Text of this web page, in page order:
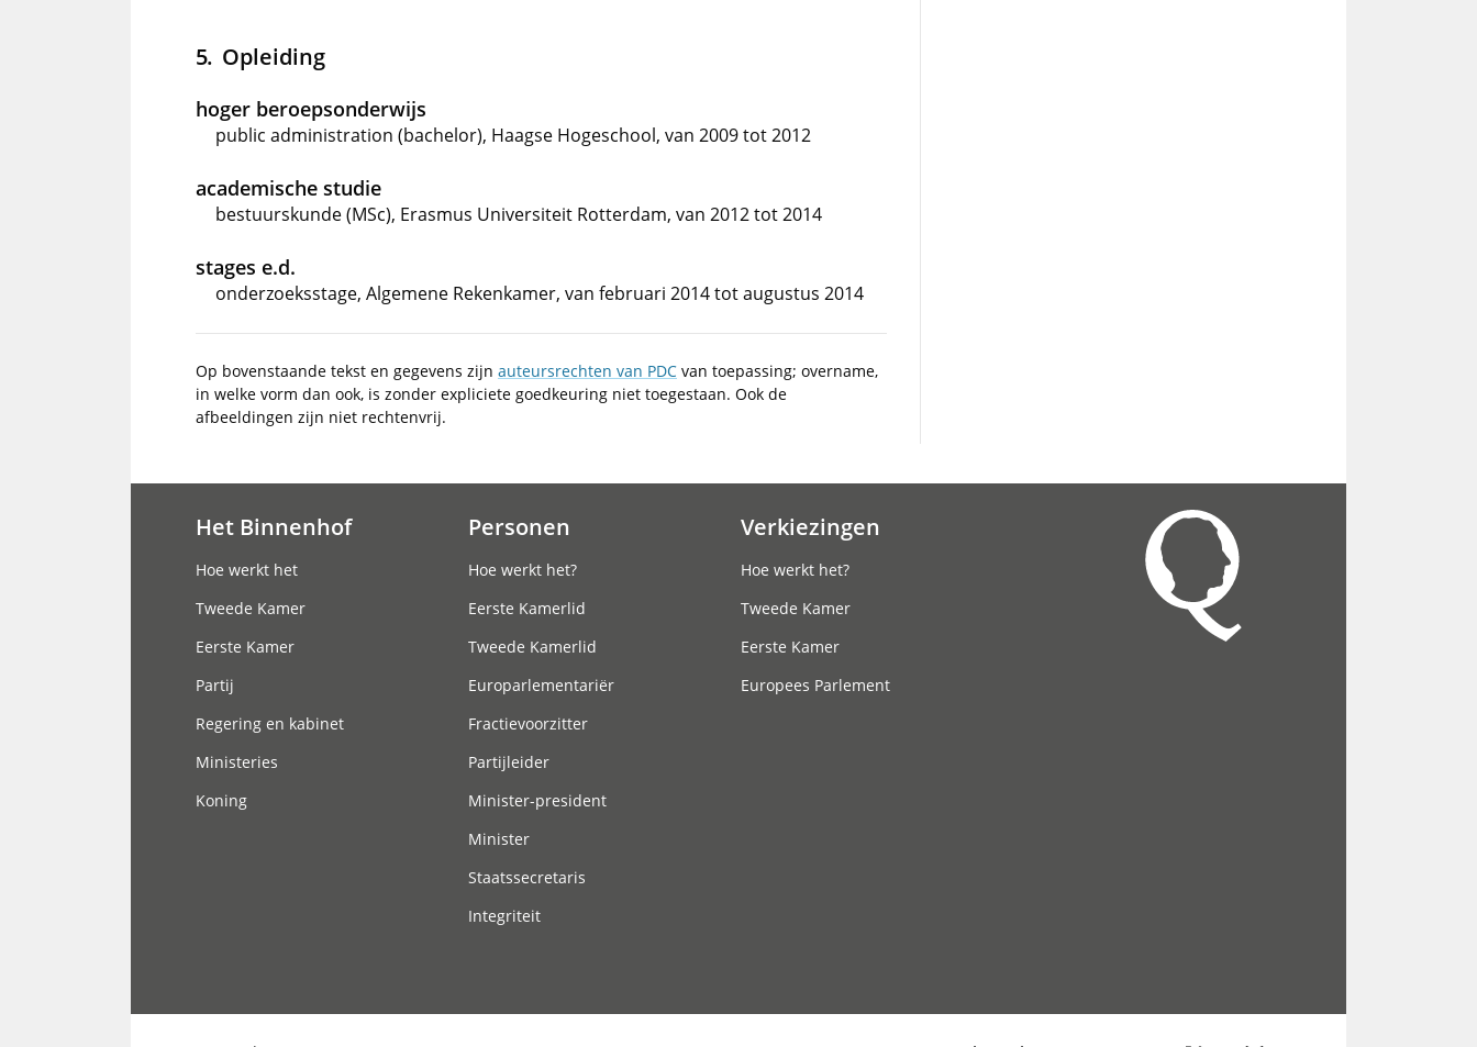
Opleiding
hoger beroepsonderwijs
public administration (bachelor), Haagse Hogeschool, van 2009 tot 2012
academische studie
bestuurskunde (MSc), Erasmus Universiteit Rotterdam, van 2012 tot 2014
stages e.d.
onderzoeksstage, Algemene Rekenkamer, van februari 2014 tot augustus 2014
Op bovenstaande tekst en gegevens zijn auteursrechten van PDC van toepassing; overname,
in welke vorm dan ook, is zonder expliciete goedkeuring niet toegestaan. Ook de
afbeeldingen zijn niet rechtenvrij.
Het Binnenhof
Hoe werkt het
Tweede Kamer
Eerste Kamer
Partij
Regering en kabinet
Ministeries
Koning
Personen
Hoe werkt het?
Eerste Kamerlid
Tweede Kamerlid
Europarlementariër
Fractievoorzitter
Partijleider
Minister-president
Minister
Staatssecretaris
Integriteit
Verkiezingen
Hoe werkt het?
Tweede Kamer
Eerste Kamer
Europees Parlement